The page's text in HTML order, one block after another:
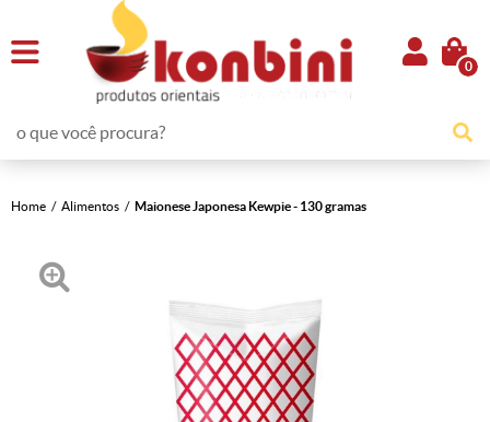
0
Home Alimentos Maionese Japonesa Kewpie - 130 gramas